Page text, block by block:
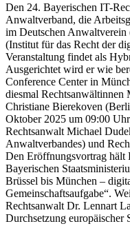
Den 24. Bayerischen IT-
Anwaltverband, die
im Deutschen
(Institut für das Recht der
Veranstaltung findet als
Ausgerichtet wird er wie
Conference Center in
diesmal
Christiane Bierekoven
Oktober 2025 um 09:00
Rechtsanwalt Michael
Anwaltverbandes) und
Den Eröffnungsvortrag hält
Bayerischen
Brüssel bis München –
Gemeinschaftsaufgabe“.
Rechtsanwalt Dr. Lennart
Durchsetzung europäischer